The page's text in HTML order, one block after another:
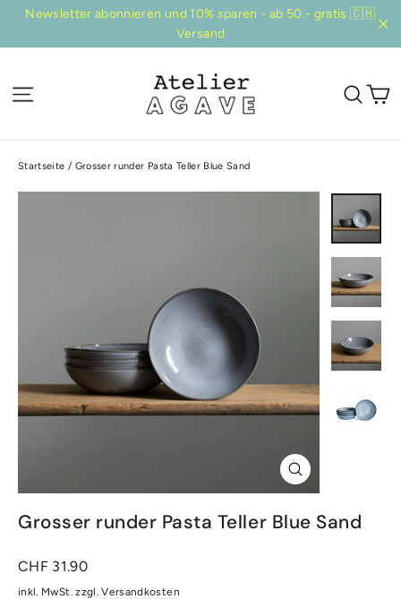
Direkt
Inhalt
Newsletter abonnieren und 10% sparen - ab 50.- gratis 🇨🇭
Versand
Seitennavigation
Startseite / Grosser runder Pasta Teller Blue Sand
Schliessen
(Esc)
Grosser runder Pasta Teller Blue Sand
Normaler
CHF 31.90
inkl. MwSt. zzgl.Versandkosten